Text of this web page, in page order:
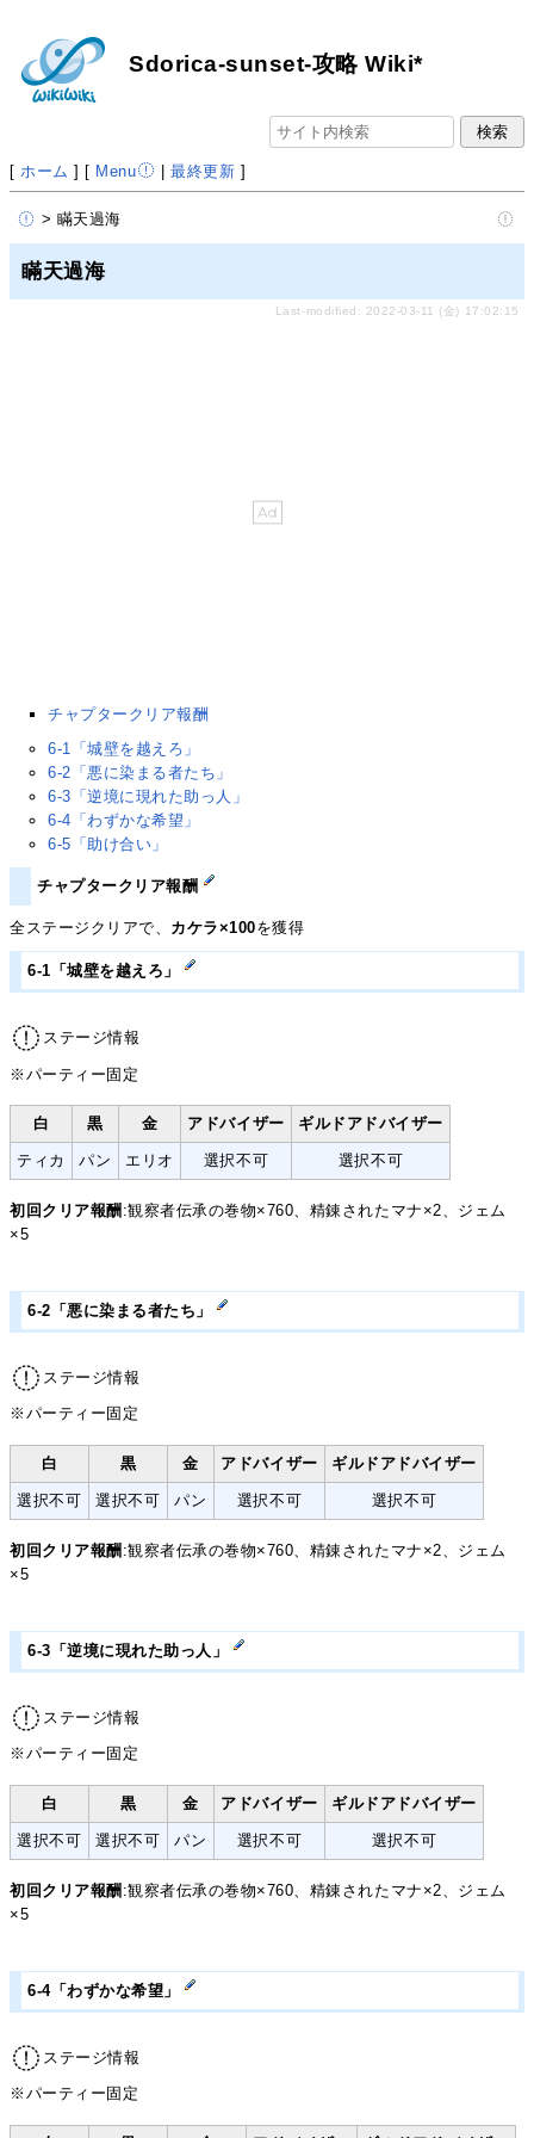
Sdorica-sunset-攻略 Wiki*
[ ホーム ] [ Menu |最終更新 ]
> 瞞天過海
瞞天過海
Last-modified: 2022-03-11 (金) 17:02:15
チャプタークリア報酬
6-1「城壁を越えろ」
6-2「悪に染まる者たち」
6-3「逆境に現れた助っ人」
6-4「わずかな希望」
6-5「助け合い」
チャプタークリア報酬
全ステージクリアで、 カケラ×100を獲得
6-1「城壁を越えろ」
ステージ情報
※パーティー固定
白 黒 金 アドバイザー ギルドアドバイザー
ティカ パン エリオ 選択不可 選択不可
初回クリア報酬 :観察者伝承の巻物×760、精錬されたマナ×2、ジェム
×5
6-2「悪に染まる者たち」
ステージ情報
※パーティー固定
白 黒 金 アドバイザー ギルドアドバイザー
選択不可 選択不可 パン 選択不可 選択不可
初回クリア報酬 :観察者伝承の巻物×760、精錬されたマナ×2、ジェム
×5
6-3「逆境に現れた助っ人」
ステージ情報
※パーティー固定
白 黒 金 アドバイザー ギルドアドバイザー
選択不可 選択不可 パン 選択不可 選択不可
初回クリア報酬 :観察者伝承の巻物×760、精錬されたマナ×2、ジェム
×5
6-4「わずかな希望」
ステージ情報
※パーティー固定